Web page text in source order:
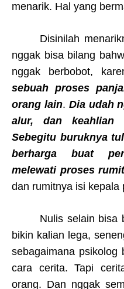
menarik. Hal yang
Disinilah
nggak bisa bilang
nggak berbobot,
sebuah proses
orang lain. Dia udah
alur, dan
Sebegitu buruknya
berharga buat
melewati proses
dan rumitnya isi kepala
Nulis selain bisa
bikin kalian lega,
sebagaimana psikolog
cara cerita. Tapi
orang. Dan nggak